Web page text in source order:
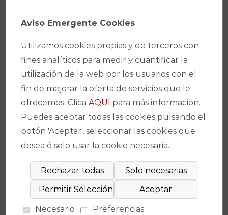
Teatro Góngora
Fecha(s)
04/04/2025-20:00
Precio
De 15 a 18 €
Promotor
Hermandad de la Quinta Angustia
Facebook
X WhatsApp
Email
Copy
Link
Aviso Emergente Cookies
Utilizamos cookies propias y de terceros con
fines analíticos para medir y cuantificar la
utilización de la web por los usuarios con el
fin de mejorar la oferta de servicios que le
ofrecemos. ClicaAQUÍ
para más información.
Puedes aceptar todas las cookies pulsando el
botón 'Aceptar', seleccionar las cookies que
desea ó solo usar la cookie necesaria.
Necesario
Preferencias